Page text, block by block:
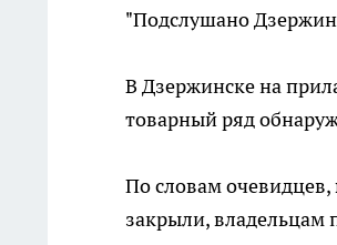
"Подслушано
В Дзержинске на
товарный ряд
По словам
закрыли, владельцам